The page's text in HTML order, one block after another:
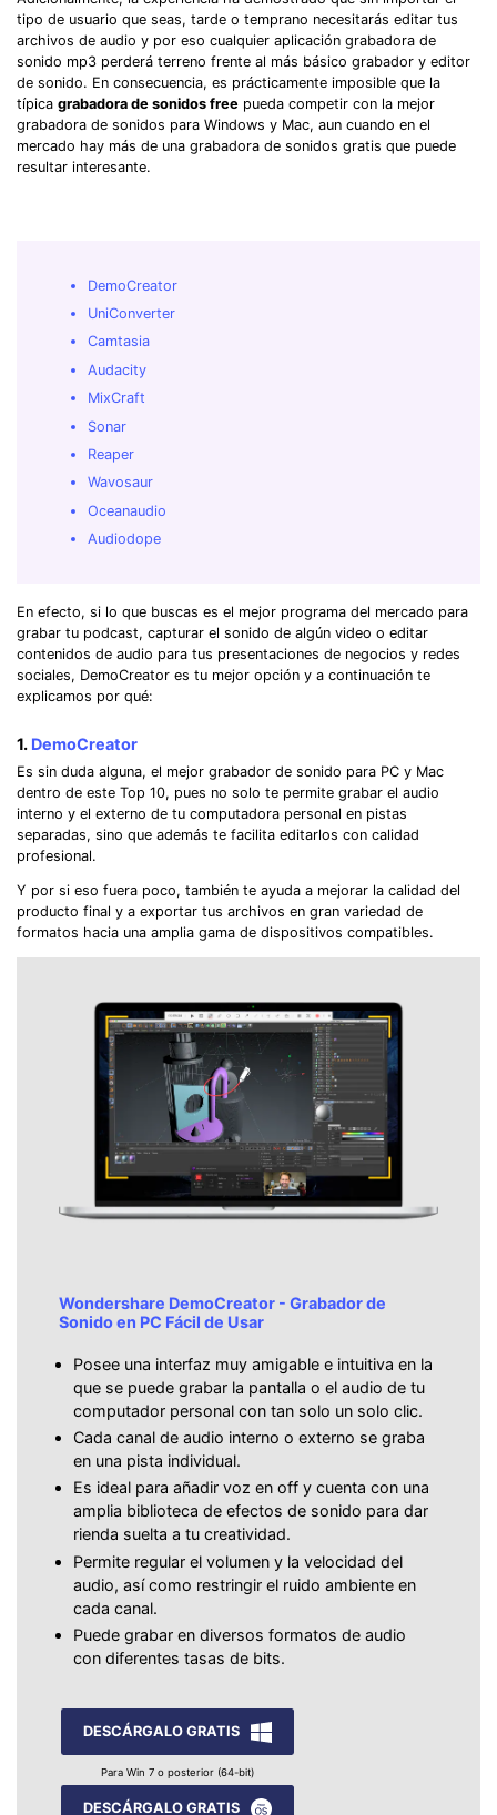
tipo de usuario que seas, tarde o temprano necesitarás editar tus
archivos de audio y por eso cualquier aplicación grabadora de
sonido mp3 perderá terreno frente al más básico grabador y editor
de sonido. En consecuencia, es prácticamente imposible que la
típica grabadora de sonidos free pueda competir con la mejor
grabadora de sonidos para Windows y Mac, aun cuando en el
mercado hay más de una grabadora de sonidos gratis que puede
resultar interesante.
DemoCreator
UniConverter
Camtasia
Audacity
MixCraft
Sonar
Reaper
Wavosaur
Oceanaudio
Audiodope
En efecto, si lo que buscas es el mejor programa del mercado para
grabar tu podcast, capturar el sonido de algún video o editar
contenidos de audio para tus presentaciones de negocios y redes
sociales, DemoCreator es tu mejor opción y a continuación te
explicamos por qué:
1. DemoCreator
Es sin duda alguna, el mejor grabador de sonido para PC y Mac
dentro de este Top 10, pues no solo te permite grabar el audio
interno y el externo de tu computadora personal en pistas
separadas, sino que además te facilita editarlos con calidad
profesional.
Y por si eso fuera poco, también te ayuda a mejorar la calidad del
producto final y a exportar tus archivos en gran variedad de
formatos hacia una amplia gama de dispositivos compatibles.
Wondershare DemoCreator - Grabador de
Sonido en PC Fácil de Usar
Posee una interfaz muy amigable e intuitiva en la
que se puede grabar la pantalla o el audio de tu
computador personal con tan solo un solo clic.
Cada canal de audio interno o externo se graba
en una pista individual.
Es ideal para añadir voz en off y cuenta con una
amplia biblioteca de efectos de sonido para dar
rienda suelta a tu creatividad.
Permite regular el volumen y la velocidad del
audio, así como restringir el ruido ambiente en
cada canal.
Puede grabar en diversos formatos de audio
con diferentes tasas de bits.
DESCÁRGALO GRATIS
Para Win 7 o posterior (64-bit)
DESCÁRGALO GRATIS